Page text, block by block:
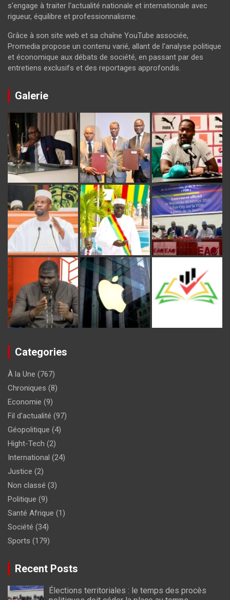
s'engage à traiter l'actualité nationale et internationale avec
rigueur, équilibre et professionnalisme.
Grâce à son site web et sa chaîne YouTube associée,
Promedia propose un contenu varié, allant de l'analyse politique
et économique aux débats de société, en passant par des
entretiens exclusifs et des reportages approfondis.
Galerie
Categories
À la Une (767)
Chroniques (8)
Economie (9)
Fil d'actualité (97)
Géopolitique (4)
Hight-Tech (2)
International (24)
Justice (2)
Non classé (3)
Politique (9)
Santé Afrique (1)
Société (34)
Sports (179)
Recent Posts
Élections territoriales : le temps des procès